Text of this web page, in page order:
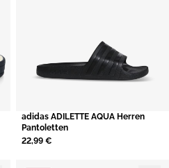
adidas ADILETTE AQUA Herren
Pantoletten
22,99 €